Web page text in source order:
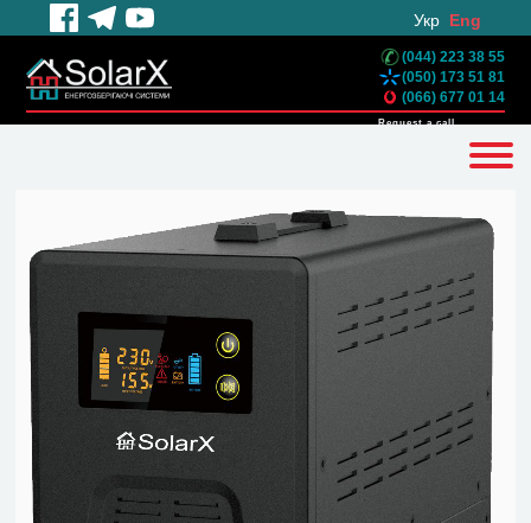
Укр Eng
(044) 223 38 55
(050) 173 51 81
(066) 677 01 14
Request a call